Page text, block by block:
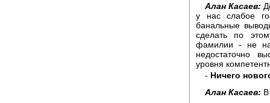
Алан Касаев:
у нас слабое
банальные
сделать по
фамилии - не
недостаточно
уровня
- Ничего
Алан Касаев: